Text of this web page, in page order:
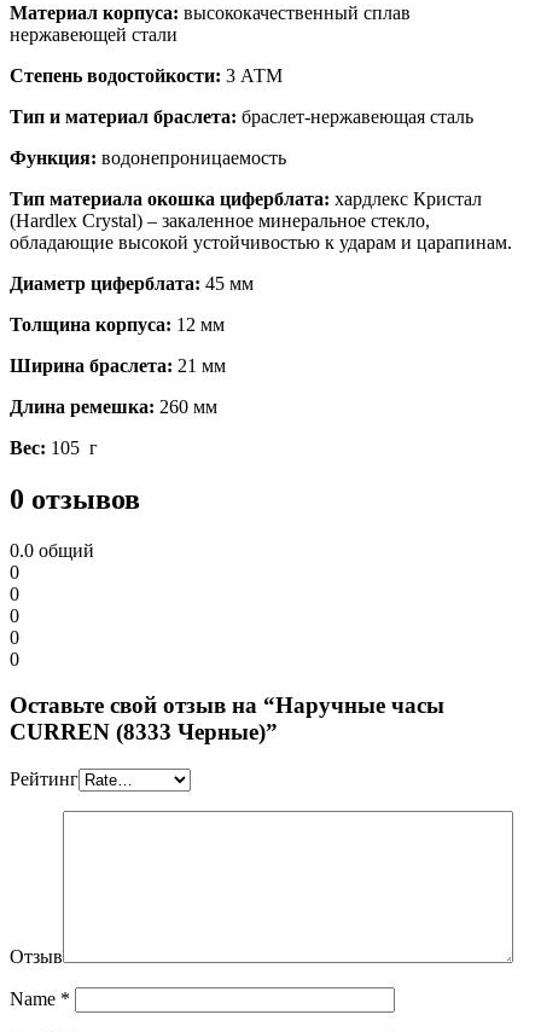
Материал корпуса: высококачественный сплав
нержавеющей стали
Степень водостойкости: 3 АТМ
Тип и материал браслета: браслет-нержавеющая сталь
Функция: водонепроницаемость
Тип материала окошка циферблата: хардлекс Кристал
(Hardlex Crystal) – закаленное минеральное стекло,
обладающие высокой устойчивостью к ударам и царапинам.
Диаметр циферблата: 45 мм
Толщина корпуса: 12 мм
Ширина браслета: 21 мм
Длина ремешка: 260 мм
Вес: 105 г
0 отзывов
0.0 общий
0
0
0
0
0
Оставьте свой отзыв на “Наручные часы
CURREN (8333 Черные)”
Рейтинг
Отзыв
Name *